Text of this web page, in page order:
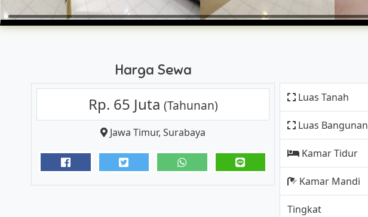
Harga Sewa
Rp. 65 Juta (Tahunan)
Jawa Timur, Surabaya
Luas Tanah
Luas Bangunan
Kamar Tidur
Kamar Mandi
Tingkat